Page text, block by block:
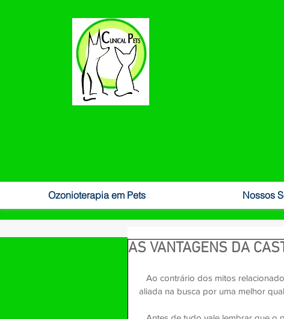
Ozonioterapia em Pets Nossos
AS VANTAGENS DA
aliada na busca por uma melhor